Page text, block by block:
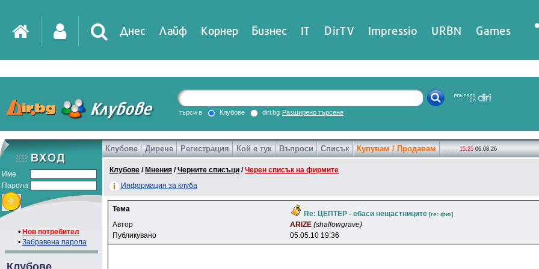
Днес Лайф Корнер Бизнес IT DirTV Impressio URBN Games
търси в Клубове diri.bg Разширено търсене
Име
Парола
• Нов потребител
• Забравена парола
Клубове
Клубове Дирене Регистрация Кой е тук Въпроси Списък Купувам / Продавам 15:25 06.08.26
Клубове / Мнения /Черните списъци /Черен списък на фирмите
Информация за клуба
Тема
Re: ЦЕПТЕР - ебаси нещастниците [re: фю]
Автор ARlZE (shallowgrave)
Публикувано
05.05.10 19:36